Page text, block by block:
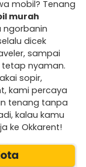
mobil? Tenang
murah
dicek
sampai
nyaman.
sopir,
kami percaya
tenang tanpa
kalau kamu
ke Okkarent!